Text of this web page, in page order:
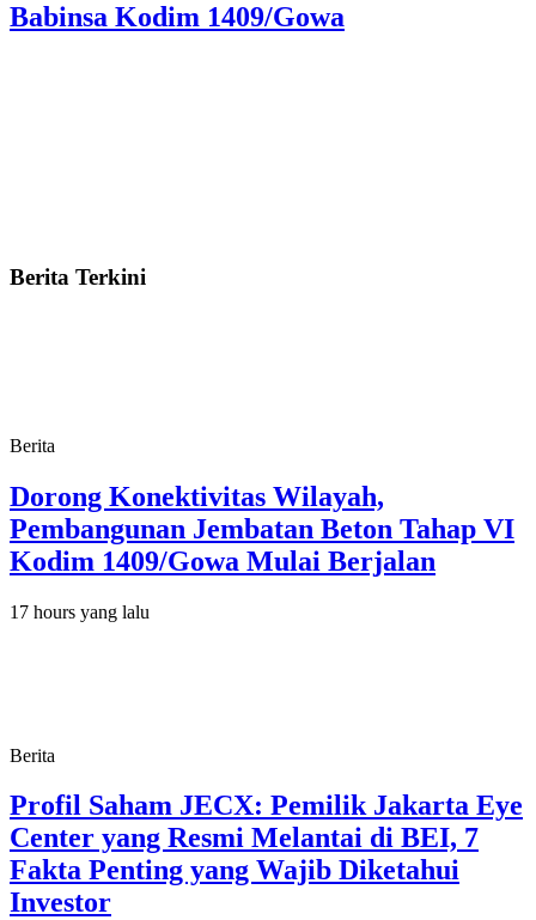
Babinsa Kodim 1409/Gowa
Berita Terkini
Berita
Dorong Konektivitas Wilayah,
Pembangunan Jembatan Beton Tahap VI
Kodim 1409/Gowa Mulai Berjalan
17 hours yang lalu
Berita
Profil Saham JECX: Pemilik Jakarta Eye
Center yang Resmi Melantai di BEI, 7
Fakta Penting yang Wajib Diketahui
Investor